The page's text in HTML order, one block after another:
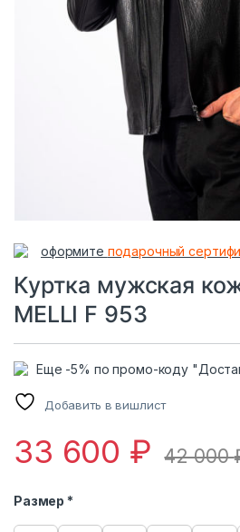
оформите подарочный
Куртка мужская
MELLI F 953
Еще -5% по промо-коду
Добавить в вишлист
33 600 ₽ 42 000
Размер *